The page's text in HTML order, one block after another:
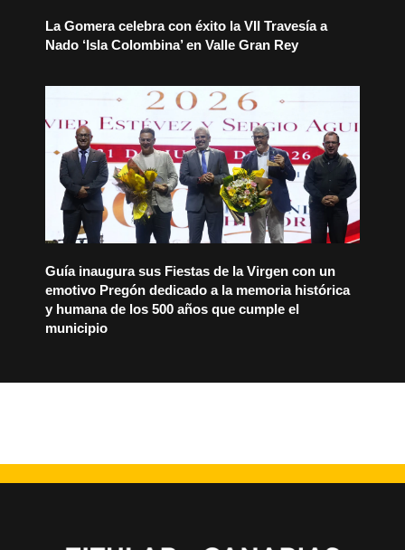
La Gomera celebra con éxito la VII Travesía a
Nado ‘Isla Colombina’ en Valle Gran Rey
Guía inaugura sus Fiestas de la Virgen con un
emotivo Pregón dedicado a la memoria histórica
y humana de los 500 años que cumple el
municipio